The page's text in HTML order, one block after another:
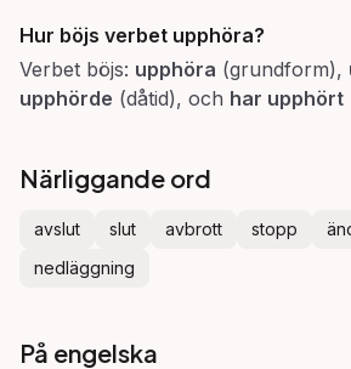
Hur böjs verbet upphöra?
Verbet böjs: upphöra (grundform),
upphörde (dåtid), och har upphört
Närliggande ord
avslut slut avbrott stopp
nedläggning
På engelska